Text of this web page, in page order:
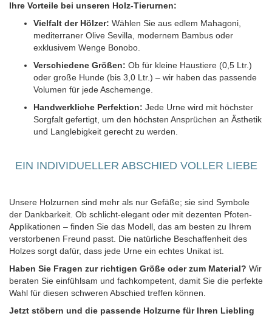
Ihre Vorteile bei unseren Holz-Tierurnen:
Vielfalt der Hölzer: Wählen Sie aus edlem Mahagoni,
mediterraner Olive Sevilla, modernem Bambus oder
exklusivem Wenge Bonobo.
Verschiedene Größen: Ob für kleine Haustiere (0,5 Ltr.)
oder große Hunde (bis 3,0 Ltr.) – wir haben das passende
Volumen für jede Aschemenge.
Handwerkliche Perfektion: Jede Urne wird mit höchster
Sorgfalt gefertigt, um den höchsten Ansprüchen an Ästhetik
und Langlebigkeit gerecht zu werden.
EIN INDIVIDUELLER ABSCHIED VOLLER LIEBE
Unsere Holzurnen sind mehr als nur Gefäße; sie sind Symbole
der Dankbarkeit. Ob schlicht-elegant oder mit dezenten Pfoten-
Applikationen – finden Sie das Modell, das am besten zu Ihrem
verstorbenen Freund passt. Die natürliche Beschaffenheit des
Holzes sorgt dafür, dass jede Urne ein echtes Unikat ist.
Haben Sie Fragen zur richtigen Größe oder zum Material? Wir
beraten Sie einfühlsam und fachkompetent, damit Sie die perfekte
Wahl für diesen schweren Abschied treffen können.
Jetzt stöbern und die passende Holzurne für Ihren Liebling